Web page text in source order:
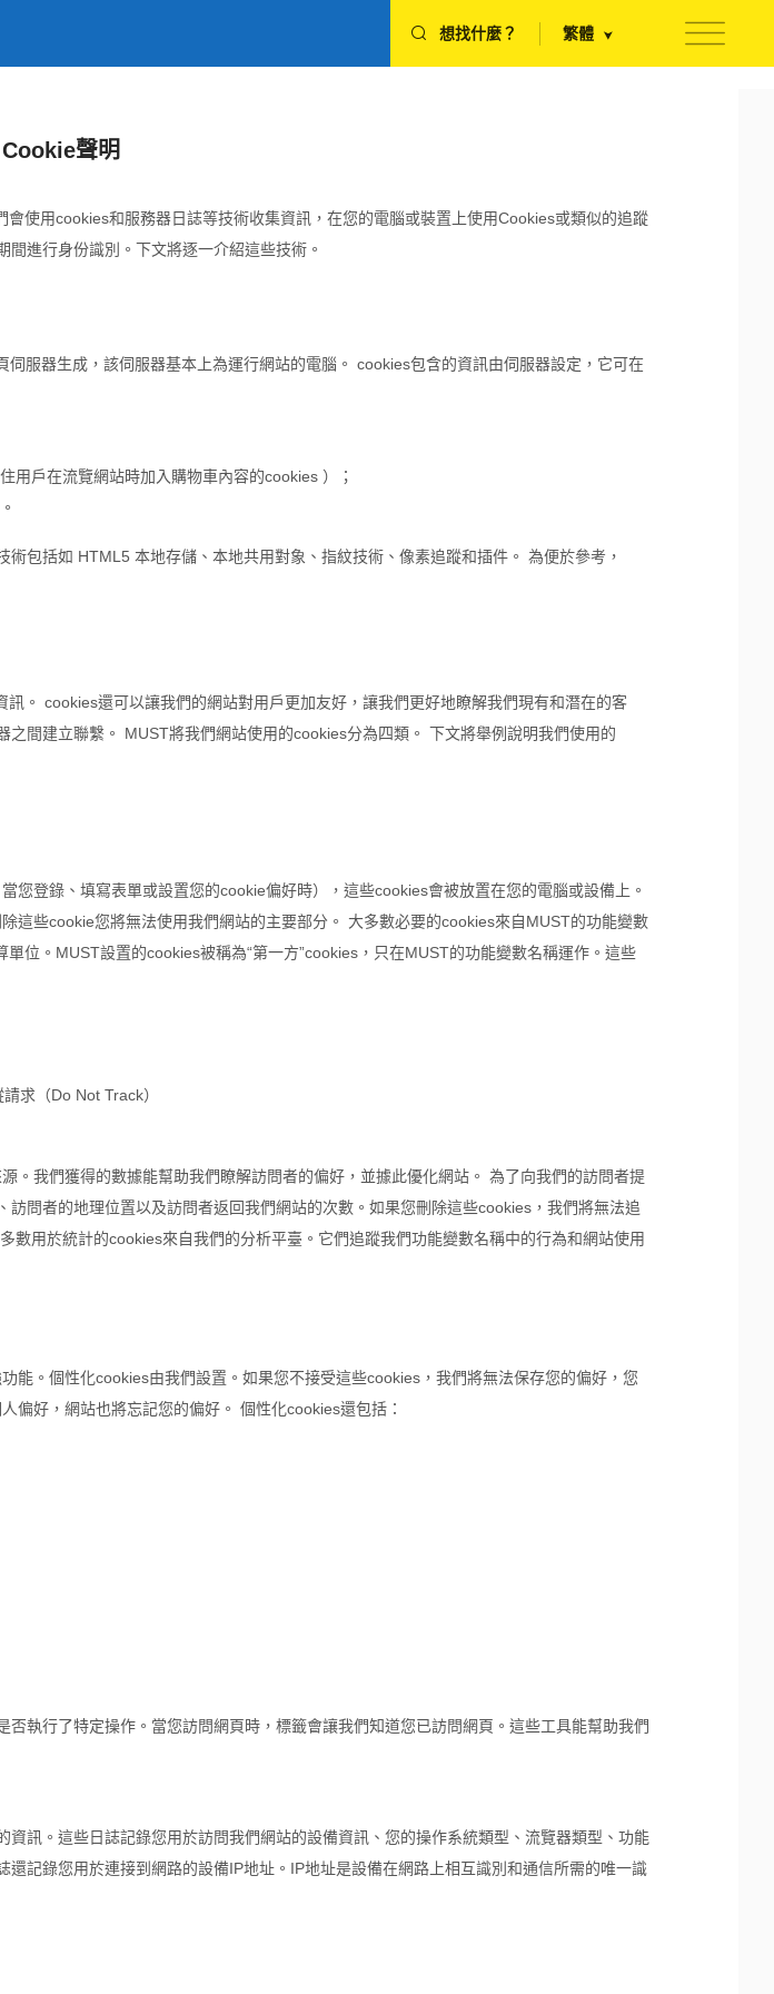
想找什麼？ 繁體
聲明
使用cookies和服務器日誌等技術收集資訊，在您的電腦或裝置上使用Cookies或類似的追蹤
進行身份識別。下文將逐一介紹這些技術。
服器生成，該伺服器基本上為運行網站的電腦。 cookies包含的資訊由伺服器設定，它可在
用戶在流覽網站時加入購物車內容的cookies ）；
包括如 HTML5 本地存儲、本地共用對象、指紋技術、像素追蹤和插件。 為便於參考，
。 cookies還可以讓我們的網站對用戶更加友好，讓我們更好地瞭解我們現有和潛在的客
間建立聯繫。 MUST將我們網站使用的cookies分為四類。 下文將舉例說明我們使用的
登錄、填寫表單或設置您的cookie偏好時），這些cookies會被放置在您的電腦或設備上。
這些cookie您將無法使用我們網站的主要部分。 大多數必要的cookies來自MUST的功能變數
位。MUST設置的cookies被稱為“第一方”cookies，只在MUST的功能變數名稱運作。這些
求（Do Not Track）
我們獲得的數據能幫助我們瞭解訪問者的偏好，並據此優化網站。 為了向我們的訪問者提
問者的地理位置以及訪問者返回我們網站的次數。如果您刪除這些cookies，我們將無法追
用於統計的cookies來自我們的分析平臺。它們追蹤我們功能變數名稱中的行為和網站使用
。個性化cookies由我們設置。如果您不接受這些cookies，我們將無法保存您的偏好，您
偏好，網站也將忘記您的偏好。 個性化cookies還包括：
執行了特定操作。當您訪問網頁時，標籤會讓我們知道您已訪問網頁。這些工具能幫助我們
訊。這些日誌記錄您用於訪問我們網站的設備資訊、您的操作系統類型、流覽器類型、功能
記錄您用於連接到網路的設備IP地址。IP地址是設備在網路上相互識別和通信所需的唯一識